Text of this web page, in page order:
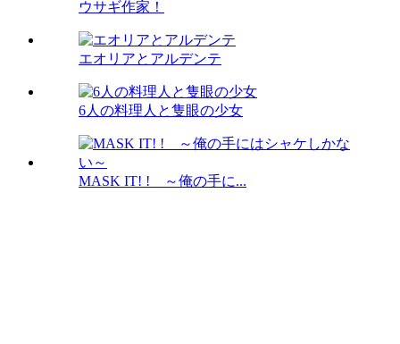
ウサギ作家！
エオリアとアルデンテ
6人の料理人と隻眼の少女
MASK IT! ! ～俺の手に...